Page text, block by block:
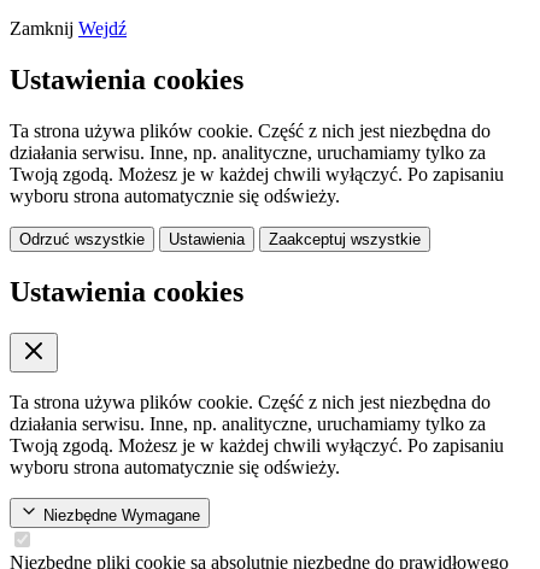
Zamknij Wejdź
Ustawienia cookies
Ta strona używa plików cookie. Część z nich jest niezbędna do
działania serwisu. Inne, np. analityczne, uruchamiamy tylko za
Twoją zgodą. Możesz je w każdej chwili wyłączyć. Po zapisaniu
wyboru strona automatycznie się odświeży.
Odrzuć wszystkie Ustawienia Zaakceptuj wszystkie
Ustawienia cookies
Ta strona używa plików cookie. Część z nich jest niezbędna do
działania serwisu. Inne, np. analityczne, uruchamiamy tylko za
Twoją zgodą. Możesz je w każdej chwili wyłączyć. Po zapisaniu
wyboru strona automatycznie się odświeży.
Niezbędne Wymagane
Niezbędne pliki cookie są absolutnie niezbędne do prawidłowego